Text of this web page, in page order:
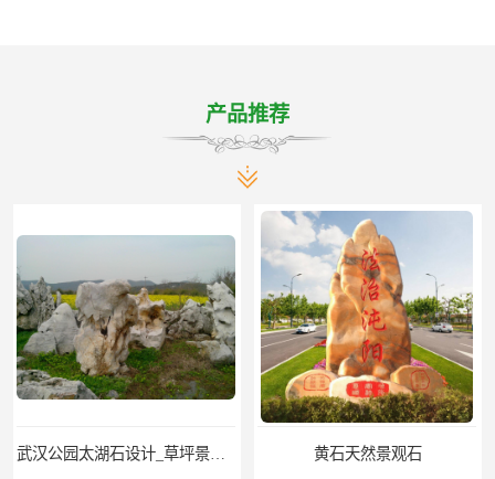
产品推荐
黄石天然景观石